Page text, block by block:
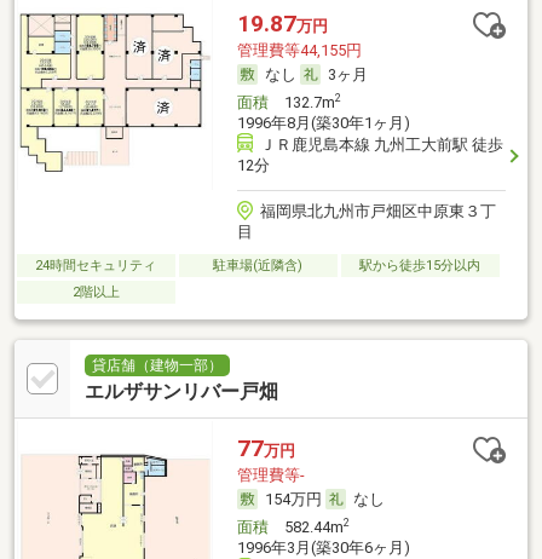
19.87万円
管理費等44,155円
なし
3ヶ月
面積132.7m2
1996年8月(築30年1ヶ月)
ＪＲ鹿児島本線 九州工大前駅 徒歩
12分
福岡県北九州市戸畑区中原東３丁
目
24時間セキュリティ 駐車場(近隣含)
駅から徒歩15分以内
2階以上
貸店舗（建物一部）
エルザサンリバー戸畑
77万円
管理費等-
154万円
なし
面積582.44m2
1996年3月(築30年6ヶ月)